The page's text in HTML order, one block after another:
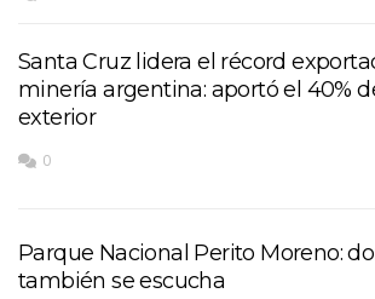
Santa Cruz lidera el récord
minería argentina: aportó el 40%
exterior
0
Parque Nacional Perito Moreno:
también se escucha